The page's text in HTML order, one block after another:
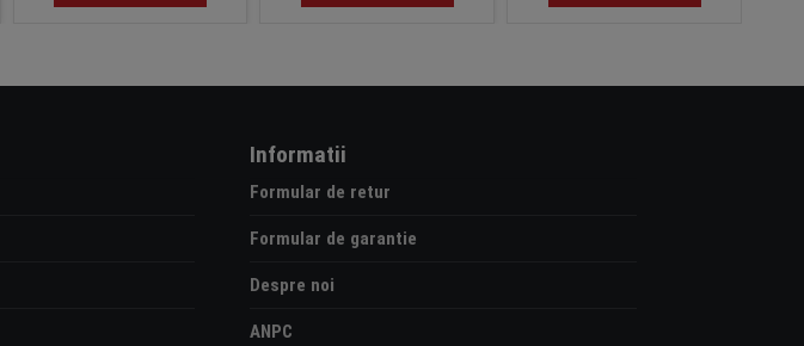
Informatii
Formular de retur
Formular de garantie
Despre noi
ANPC